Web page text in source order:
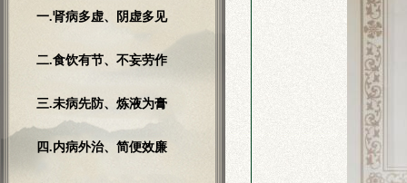
一.肾病多虚、阴虚多见
二.食饮有节、不妄劳作
三.未病先防、炼液为膏
四.内病外治、简便效廉